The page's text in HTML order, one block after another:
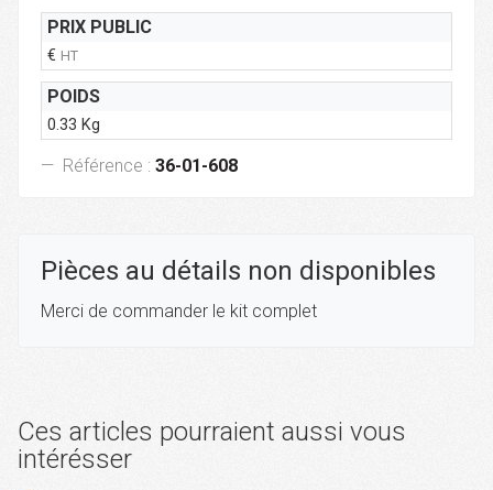
PRIX PUBLIC
€ HT
POIDS
0.33 Kg
Référence : 36-01-608
Pièces au détails non disponibles
Merci de commander le kit complet
Ces articles pourraient aussi vous
intérésser